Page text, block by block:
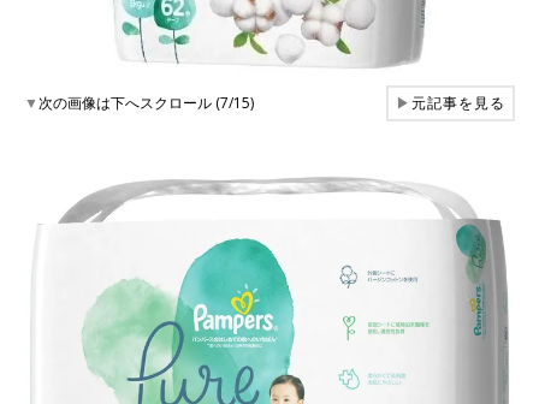
▼次の画像は下へスクロール (7/15) ▶元記事を見る